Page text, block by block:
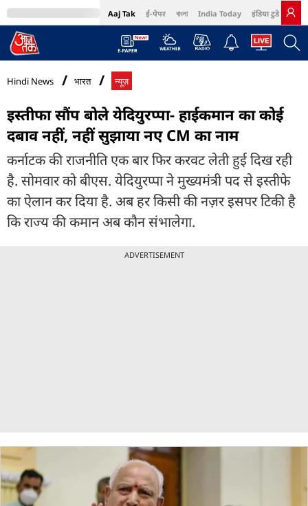
Aaj Tak ई-पेपर বাংলা India Today इंडिया टुडे हिंदी
MumbaiTak Cosmopolitan Harper's Bazaar Northeast
Hindi News भारत न्यूज़
इस्तीफा सौंप बोले येदियुरप्पा- हाईकमान का कोई
दबाव नहीं, नहीं सुझाया नए CM का नाम
कर्नाटक की राजनीति एक बार फिर करवट लेती हुई दिख रही
है. सोमवार को बीएस. येदियुरप्पा ने मुख्यमंत्री पद से इस्तीफे
का ऐलान कर दिया है. अब हर किसी की नज़र इसपर टिकी है
कि राज्य की कमान अब कौन संभालेगा.
ADVERTISEMENT